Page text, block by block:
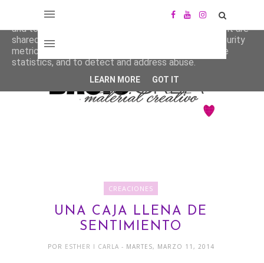
CREACIONES
UNA CAJA LLENA DE
SENTIMIENTO
POR ESTHER I CARLA - MARTES, MARZO 11, 2014
This site uses cookies from Google to deliver its services
and to analyze traffic. Your IP address and user-agent are
shared with Google along with performance and security
metrics to ensure quality of service, generate usage
statistics, and to detect and address abuse.
LEARN MORE GOT IT